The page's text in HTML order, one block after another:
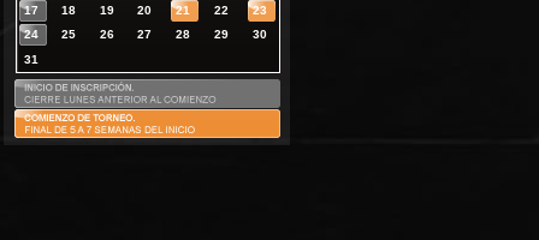
17
18 19 20 21 22
23
24
25 26 27 28 29
30
31